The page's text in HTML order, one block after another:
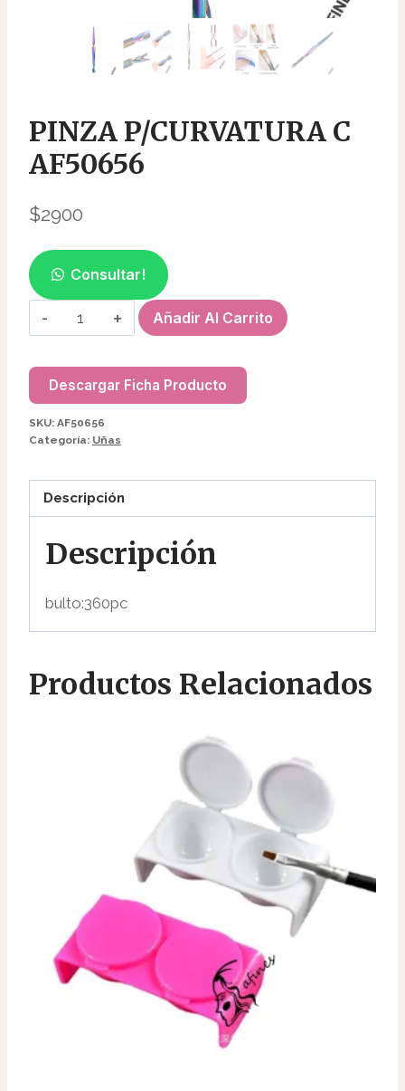
PINZA P/CURVATURA C
AF50656
$2900
Consultar!
PINZA
P/CURVATURA
AF50656
cantidad
Añadir Al Carrito
Descargar Ficha Producto
SKU: AF50656
Categoría: Uñas
Descripción
Descripción
bulto:360pc
Productos Relacionados